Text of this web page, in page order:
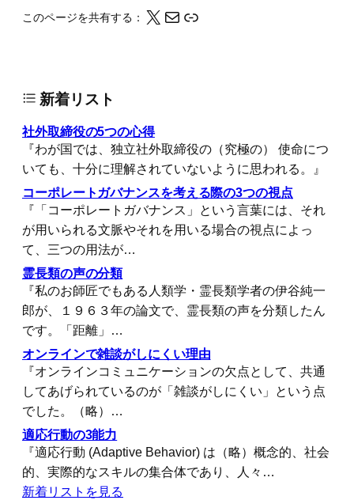
このページを共有する： X メール このページの情報をクリップボードにコピーする
新着リスト
社外取締役の5つの心得
『わが国では、独立社外取締役の（究極の） 使命につ
いても、十分に理解されていないように思われる。』
コーポレートガバナンスを考える際の3つの視点
『「コーポレートガバナンス」という言葉には、それ
が用いられる文脈やそれを用いる場合の視点によっ
て、三つの用法が…
霊長類の声の分類
『私のお師匠でもある人類学・霊長類学者の伊谷純一
郎が、１９６３年の論文で、霊長類の声を分類したん
です。「距離」…
オンラインで雑談がしにくい理由
『オンラインコミュニケーションの欠点として、共通
してあげられているのが「雑談がしにくい」という点
でした。（略）…
適応行動の3能力
『適応行動 (Adaptive Behavior) は（略）概念的、社会
的、実際的なスキルの集合体であり、人々…
新着リストを見る